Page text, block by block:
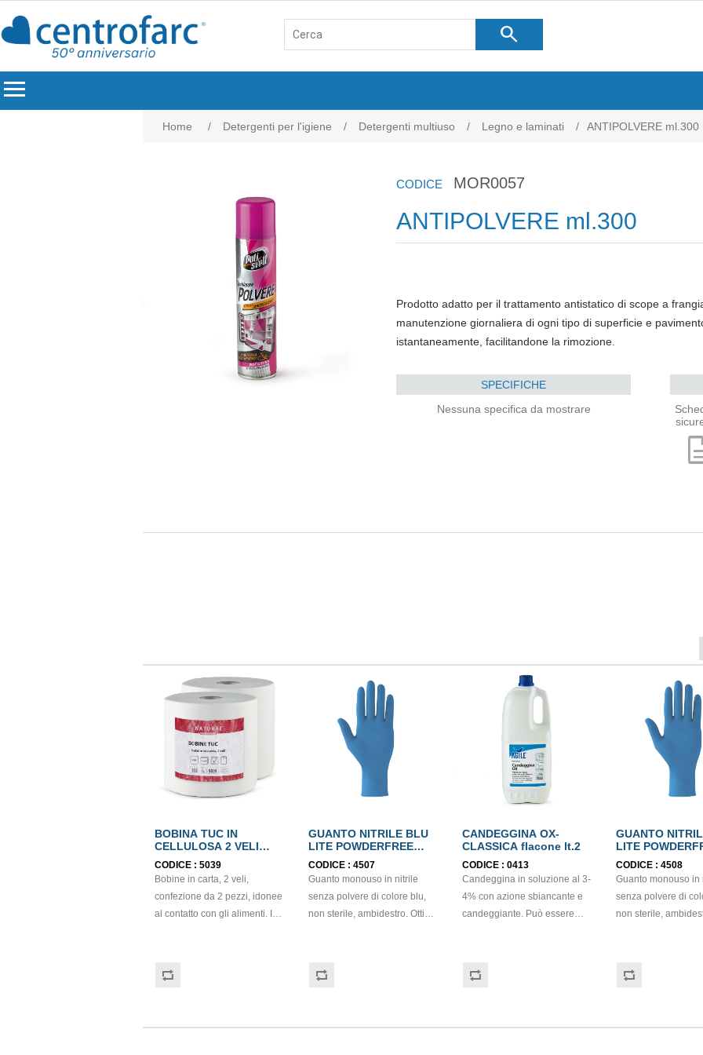
search
menu
Home / Detergenti per l'igiene / Detergenti multiuso / Legno e laminati / ANTIPOLVERE ml.300
CODICE MOR0057
ANTIPOLVERE ml.300
Prodotto adatto per il trattamento antistatico di scope a
manutenzione giornaliera di ogni tipo di superficie e
istantaneamente, facilitandone la rimozione.
SPECIFICHE
Nessuna specifica da mostrare
BOBINA TUC IN
CELLULOSA 2 VELI
ECOLABEL
CODICE : 5039
Bobine in carta, 2 veli,
confezione da 2 pezzi, idonee
al contatto con gli alimenti. In
Gr/mq: 21. Prodotto con
GUANTO NITRILE BLU
LITE POWDERFREE
mis.M EN374
CODICE : 4507
Guanto monouso in nitrile
senza polvere di colore blu,
non sterile, ambidestro. Ottima
2017/745) Dispositivo di
CANDEGGINA OX-
CLASSICA flacone lt.2
CODICE : 0413
Candeggina in soluzione al 3-
4% con azione sbiancante e
candeggiante. Può essere
mano che in lavatrice. Si
GUANTO
LITE
mis.L EN374
CODICE : 4508
Guanto monouso in
senza polvere di
non sterile, ambidestro.
2017/745) Dispositivo di